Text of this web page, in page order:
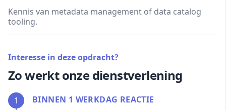
Kennis van metadata management of data catalog
tooling.
Interesse in deze opdracht?
Zo werkt onze dienstverlening
1
BINNEN 1 WERKDAG REACTIE